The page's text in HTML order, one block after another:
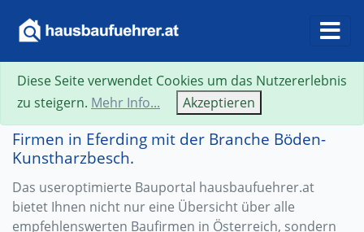
Firmen in Eferding mit der Branche Böden-
Kunstharzbesch.
Das useroptimierte Bauportal hausbaufuehrer.at
bietet Ihnen nicht nur eine Übersicht über alle
empfehlenswerten Baufirmen in Österreich, sondern
Diese Seite verwendet Cookies um das Nutzererlebnis
zu steigern. Mehr Info... Akzeptieren